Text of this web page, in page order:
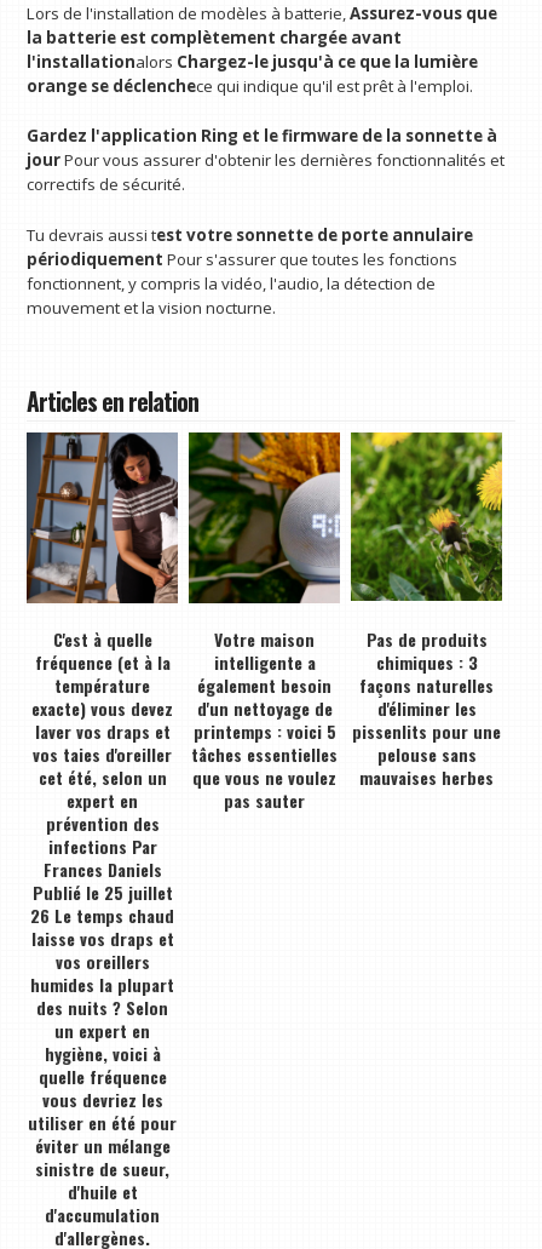
Lors de l'installation de modèles à batterie,Assurez-vous que
la batterie est complètement chargée avant
l'installationalors Chargez-le jusqu'à ce que la lumière
orange se déclenchece qui indique qu'il est prêt à l'emploi.
Gardez l'application Ring et le firmware de la sonnette à
jourPour vous assurer d'obtenir les dernières fonctionnalités et
correctifs de sécurité.
Tu devrais aussi test votre sonnette de porte annulaire
périodiquementPour s'assurer que toutes les fonctions
fonctionnent, y compris la vidéo, l'audio, la détection de
mouvement et la vision nocturne.
Articles en relation
C'est à quelle
fréquence (et à la
température
exacte) vous devez
laver vos draps et
vos taies d'oreiller
cet été, selon un
expert en
prévention des
infections Par
Frances Daniels
Publié le 25 juillet
26 Le temps chaud
laisse vos draps et
vos oreillers
humides la plupart
des nuits ? Selon
un expert en
hygiène, voici à
quelle fréquence
vous devriez les
utiliser en été pour
éviter un mélange
sinistre de sueur,
d'huile et
d'accumulation
d'allergènes.
Votre maison
intelligente a
également besoin
d'un nettoyage de
printemps : voici 5
tâches essentielles
que vous ne voulez
pas sauter
Pas de produits
chimiques : 3
façons naturelles
d'éliminer les
pissenlits pour une
pelouse sans
mauvaises herbes